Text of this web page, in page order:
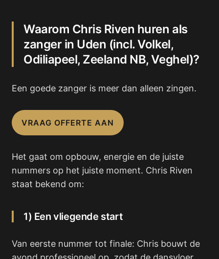
Waarom Chris Riven huren als
zanger in Uden (incl. Volkel,
Odiliapeel, Zeeland NB, Veghel)?
Een goede zanger is meer dan alleen zingen.
VRAAG OFFERTE AAN
Het gaat om opbouw, energie en de juiste
nummers op het juiste moment. Chris Riven
staat bekend om:
1) Een vliegende start
Van eerste nummer tot finale: Chris bouwt de